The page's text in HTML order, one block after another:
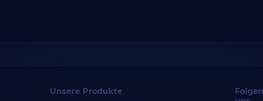
Unsere Produkte